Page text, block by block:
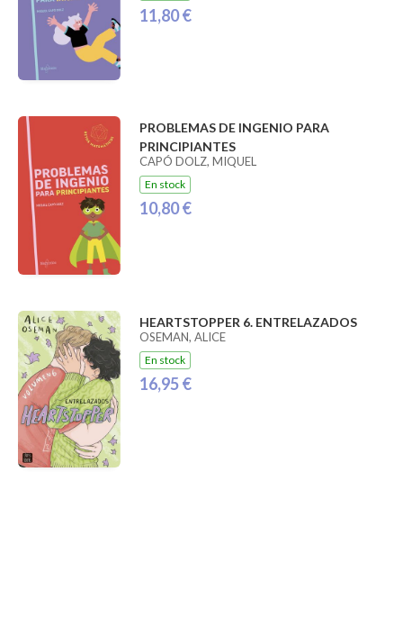
11,80 €
PROBLEMAS DE INGENIO PARA
PRINCIPIANTES
CAPÓ DOLZ, MIQUEL
En stock
10,80 €
HEARTSTOPPER 6. ENTRELAZADOS
OSEMAN, ALICE
En stock
16,95 €